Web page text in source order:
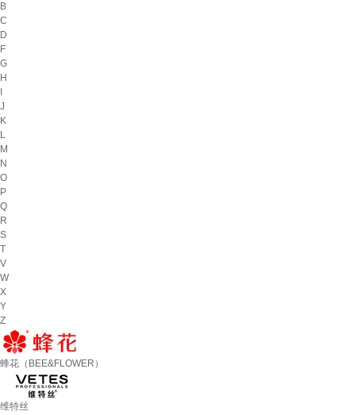
B
C
D
F
G
H
J
K
L
M
N
O
P
Q
R
S
T
V
W
X
Y
Z
蜂花（BEE&FLOWER）
维特丝